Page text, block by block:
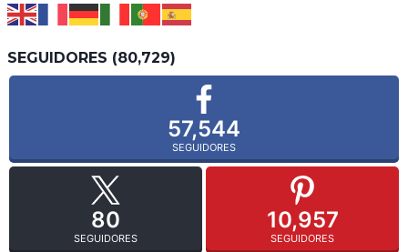
SEGUIDORES (80,729)
57,544
SEGUIDORES
80
SEGUIDORES
10,957
SEGUIDORES